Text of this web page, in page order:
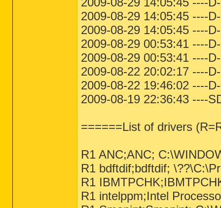
2009-08-29 14:05:45 ----
2009-08-29 14:05:45 ----
2009-08-29 00:53:41 ----
2009-08-29 00:53:41 ----
2009-08-22 20:02:17 ----
2009-08-22 19:46:02 ----
2009-08-19 22:36:43 ----
======List of drivers
R1 ANC;ANC;
R1 bdftdif;bdftdif;
R1
R1 intelppm;Intel